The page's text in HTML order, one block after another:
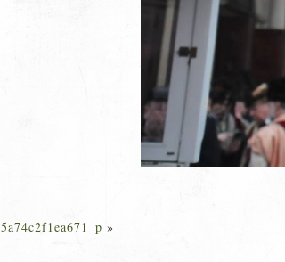
5a74c2f1ea671_p »